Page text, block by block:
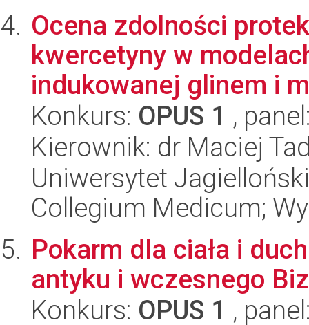
Ocena zdolności
kwercetyny w
indukowanej glinem i
Konkurs: OPUS 1 ,
Kierownik: dr Maciej
Uniwersytet
Collegium Medicum;
Pokarm dla ciała i
antyku i wczesnego
Konkurs: OPUS 1 ,